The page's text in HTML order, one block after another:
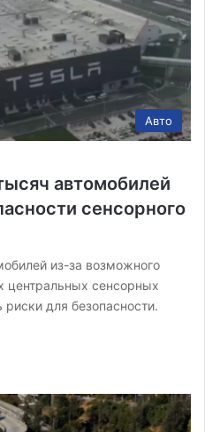
Авто
автомобилей
сенсорного
из-за возможного
центральных сенсорных
для безопасности.